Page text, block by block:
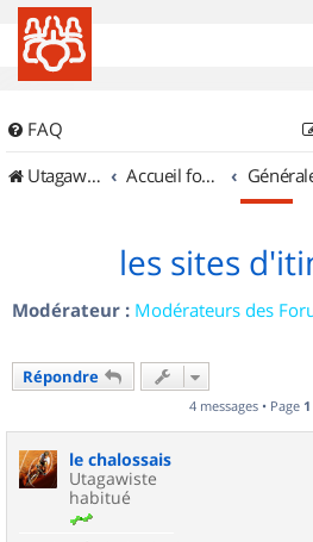
FAQ
UtagawaVTT (Randos VTT et VTTAE avec traces GPS)
Accueil forum
les sites
Modérateur : Modérateurs des
Répondre
4 messages • Page 1
le chalossais
Utagawiste
habitué